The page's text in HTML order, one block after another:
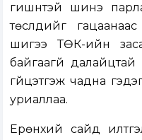
гишүүнтэй шинэ
төслүүдийг
шигээ ТӨК-ийн
байгаагүй далайцтай
гүйцэтгэж чадна
уриаллаа.
Ерөнхий сайд